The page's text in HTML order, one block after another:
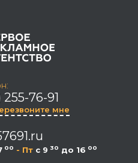
255-76-91
мне
00 - Пт c 9 30 до 16 00